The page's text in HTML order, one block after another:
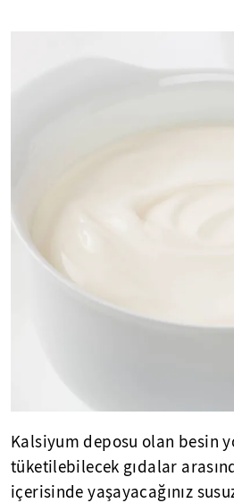
Kalsiyum deposu olan besin
tüketilebilecek gıdalar
içerisinde yaşayacağınız